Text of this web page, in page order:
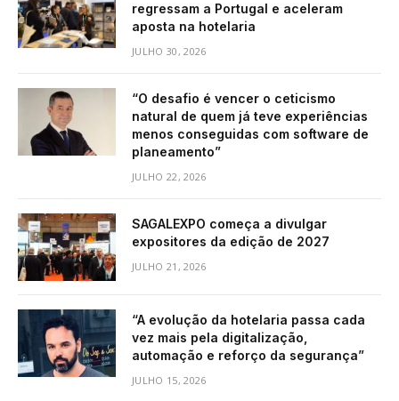
regressam a Portugal e aceleram
aposta na hotelaria
JULHO 30, 2026
“O desafio é vencer o ceticismo
natural de quem já teve experiências
menos conseguidas com software de
planeamento”
JULHO 22, 2026
SAGALEXPO começa a divulgar
expositores da edição de 2027
JULHO 21, 2026
“A evolução da hotelaria passa cada
vez mais pela digitalização,
automação e reforço da segurança”
JULHO 15, 2026